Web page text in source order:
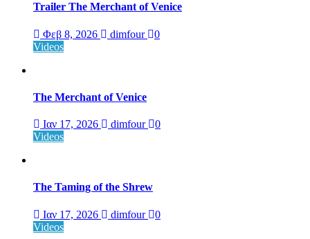
Trailer The Merchant of Venice
Φεβ 8, 2026 dimfour
0
Videos
The Merchant of Venice
Ιαν 17, 2026 dimfour
0
Videos
The Taming of the Shrew
Ιαν 17, 2026 dimfour
0
Videos